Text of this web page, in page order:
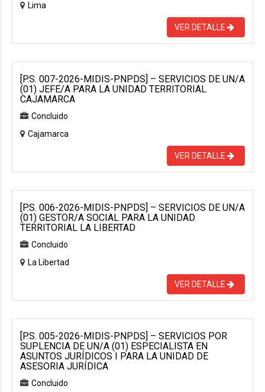
Lima
VER DETALLE
[P.S. 007-2026-MIDIS-PNPDS] – SERVICIOS DE UN/A
(01) JEFE/A PARA LA UNIDAD TERRITORIAL
CAJAMARCA
Concluido
Cajamarca
VER DETALLE
[P.S. 006-2026-MIDIS-PNPDS] – SERVICIOS DE UN/A
(01) GESTOR/A SOCIAL PARA LA UNIDAD
TERRITORIAL LA LIBERTAD
Concluido
La Libertad
VER DETALLE
[P.S. 005-2026-MIDIS-PNPDS] – SERVICIOS POR
SUPLENCIA DE UN/A (01) ESPECIALISTA EN
ASUNTOS JURÍDICOS I PARA LA UNIDAD DE
ASESORIA JURÍDICA
Concluido